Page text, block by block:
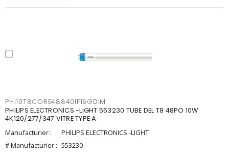
PHI10T8CORE48840IF16GDIM
PHILIPS ELECTRONICS -LIGHT 553230 TUBE DEL T8 48PO 10W
4K120/277/347 VITRE TYPE A
Manufacturier :
PHILIPS ELECTRONICS -LIGHT
# Manufacturier : 553230